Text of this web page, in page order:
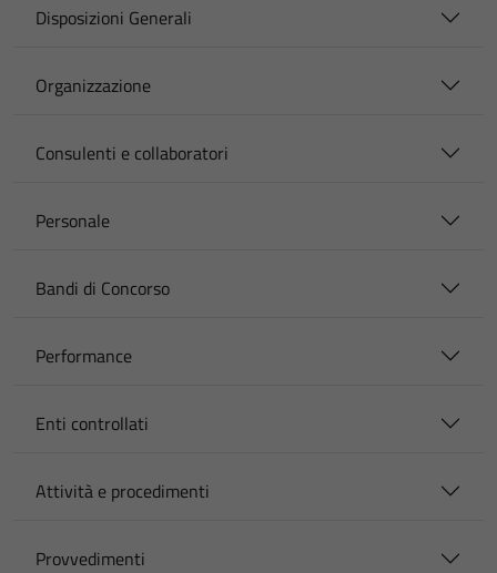
Disposizioni Generali
Organizzazione
Consulenti e collaboratori
Personale
Bandi di Concorso
Performance
Enti controllati
Attività e procedimenti
Provvedimenti